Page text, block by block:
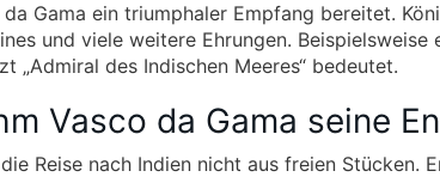
Gama ein triumphaler Empfang bereitet.
und viele weitere Ehrungen. Beispielsweise
„Admiral des Indischen Meeres“ bedeutet.
Vasco da Gama seine
Reise nach Indien nicht aus freien Stücken.